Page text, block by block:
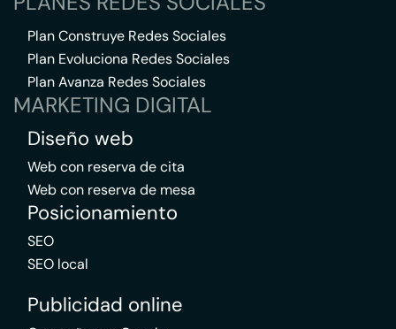
Plan Construye Redes Sociales
Plan Evoluciona Redes Sociales
Plan Avanza Redes Sociales
MARKETING DIGITAL
Diseño web
Web con reserva de cita
Web con reserva de mesa
Posicionamiento
SEO
SEO local
Publicidad online